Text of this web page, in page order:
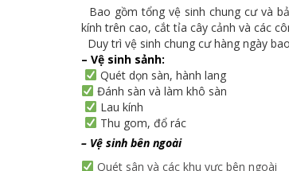
Bao gồm tổng vệ sinh chung cư và
kính trên cao, cắt tỉa cây cảnh và các
Duy trì vệ sinh chung cư hàng ngày
– Vệ sinh sảnh:
Quét dọn sàn, hành lang
Đánh sàn và làm khô sàn
Lau kính
Thu gom, đổ rác
– Vệ sinh bên ngoài
Quét sân và các khu vực bên ngoài